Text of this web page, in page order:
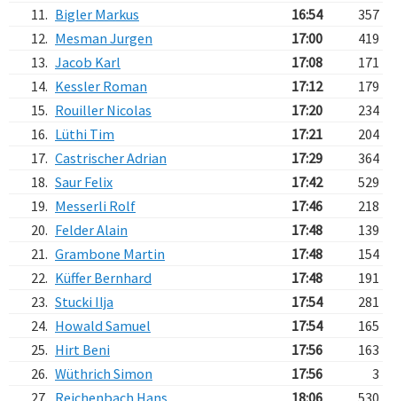
11. Bigler Markus 16:54
357
12. Mesman Jurgen 17:00
419
13. Jacob Karl 17:08
171
14. Kessler Roman 17:12
179
15. Rouiller Nicolas 17:20
234
16. Lüthi Tim 17:21
204
17. Castrischer Adrian 17:29
364
18. Saur Felix 17:42
529
19. Messerli Rolf 17:46
218
20. Felder Alain 17:48
139
21. Grambone Martin 17:48
154
22. Küffer Bernhard 17:48
191
23. Stucki Ilja 17:54
281
24. Howald Samuel 17:54
165
25. Hirt Beni 17:56
163
26. Wüthrich Simon 17:56
3
27. Reichenbach Hans 18:06
530